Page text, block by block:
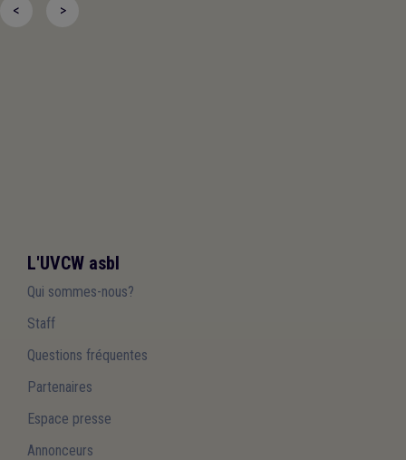
< >
L'UVCW asbl
Qui sommes-nous?
Staff
Questions fréquentes
Partenaires
Espace presse
Annonceurs